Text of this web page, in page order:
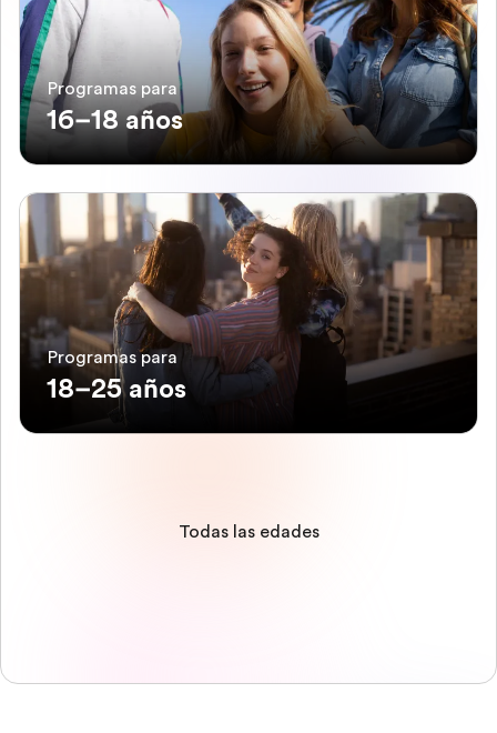
Programas para
16–18 años
Programas para
18–25 años
Todas las edades